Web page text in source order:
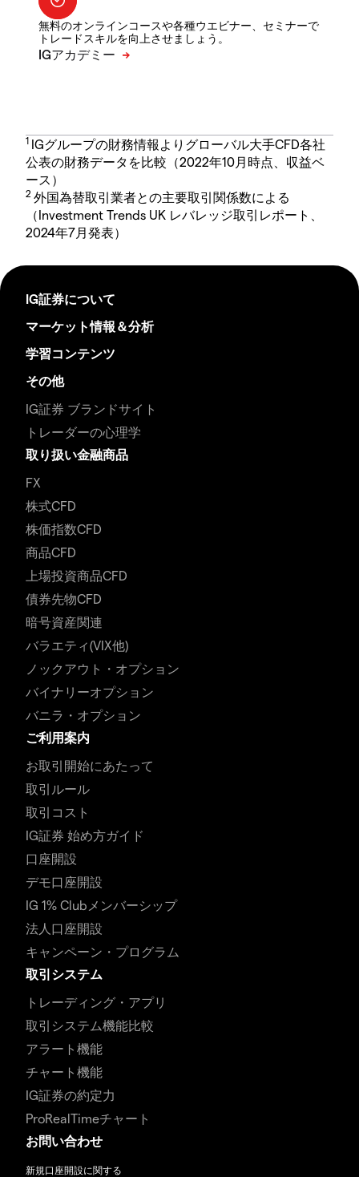
無料のオンラインコースや各種ウエビナー、セミナーで
トレードスキルを向上させましょう。
1 IGグループの財務情報よりグローバル大手CFD各社
公表の財務データを比較（2022年10月時点、収益ベ
ース）
2 外国為替取引業者との主要取引関係数による
（Investment Trends UK レバレッジ取引レポート、
2024年7月発表）
IG証券について
マーケット情報＆分析
学習コンテンツ
その他
IG証券 ブランドサイト
トレーダーの心理学
取り扱い金融商品
FX
株式CFD
株価指数CFD
商品CFD
上場投資商品CFD
債券先物CFD
暗号資産関連
バラエティ(VIX他)
ノックアウト・オプション
バイナリーオプション
バニラ・オプション
ご利用案内
お取引開始にあたって
取引ルール
取引コスト
IG証券 始め方ガイド
口座開設
デモ口座開設
IG 1% Clubメンバーシップ
法人口座開設
キャンペーン・プログラム
取引システム
トレーディング・アプリ
取引システム機能比較
アラート機能
チャート機能
IG証券の約定力
ProRealTimeチャート
お問い合わせ
新規口座開設に関する